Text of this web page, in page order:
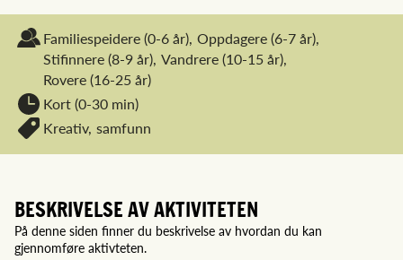
Familiespeidere(0-6 år), Oppdagere(6-7 år),
Stifinnere(8-9 år), Vandrere(10-15 år),
Rovere(16-25 år)
Kort (0-30 min)
Kreativ, samfunn
BESKRIVELSE AV AKTIVITETEN
På denne siden finner du beskrivelse av hvordan du kan
gjennomføre aktivteten.